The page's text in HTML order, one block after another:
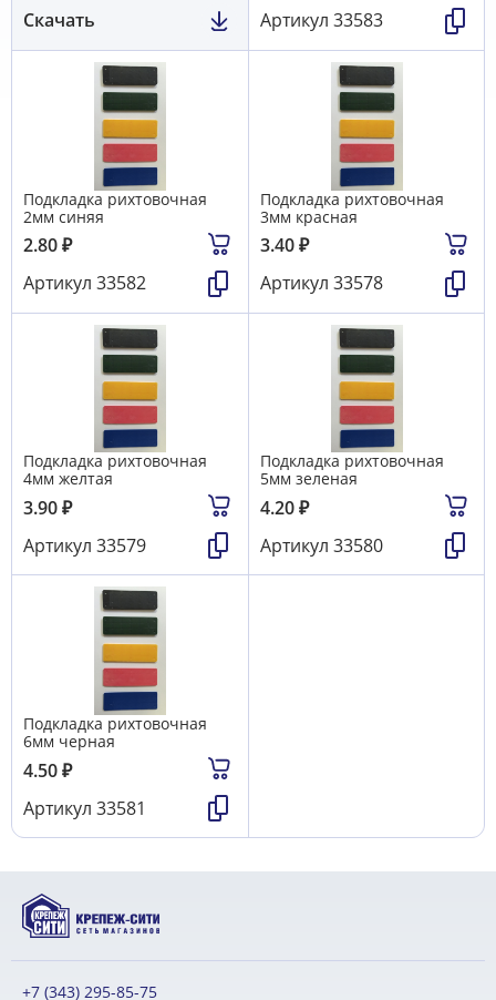
Скачать
Артикул 33583
Подкладка рихтовочная
2мм синяя
2.80₽
Артикул 33582
Подкладка рихтовочная
3мм красная
3.40₽
Артикул 33578
Подкладка рихтовочная
4мм желтая
3.90₽
Артикул 33579
Подкладка рихтовочная
5мм зеленая
4.20₽
Артикул 33580
Подкладка рихтовочная
6мм черная
4.50₽
Артикул 33581
+7 (343) 295-85-75